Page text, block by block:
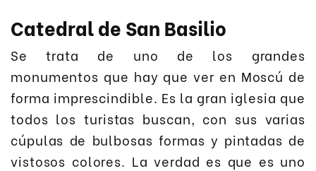
Catedral de San Basilio
Se trata de uno de los grandes
monumentos que hay que ver en Moscú de
forma imprescindible. Es la gran iglesia que
todos los turistas buscan, con sus varias
cúpulas de bulbosas formas y pintadas de
vistosos colores. La verdad es que es uno